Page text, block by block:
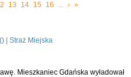
13 14 15 16 ... › »
)| Straż Miejska
Mieszkaniec Gdańska wyładował